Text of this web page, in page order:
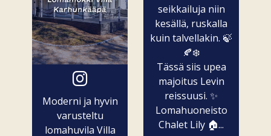
Moderni ja hyvin
varusteltu
lomahuvila Villa
seikkailuja niin
kesällä, ruskalla
kuin talvellakin. 🍃
🍂❄️
Tässä siis upea
majoitus Levin
reissuusi. ✨
Lomahuoneisto
Chalet Lily 🏠...